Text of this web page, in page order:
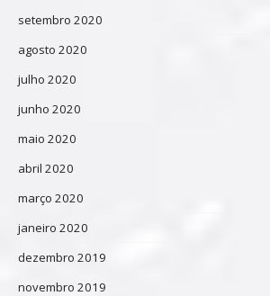
setembro 2020
agosto 2020
julho 2020
junho 2020
maio 2020
abril 2020
março 2020
janeiro 2020
dezembro 2019
novembro 2019